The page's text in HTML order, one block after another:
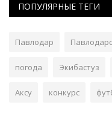
ПОПУЛЯРНЫЕ ТЕГИ
Павлодар
погода Экибастуз
Аксу конкурс